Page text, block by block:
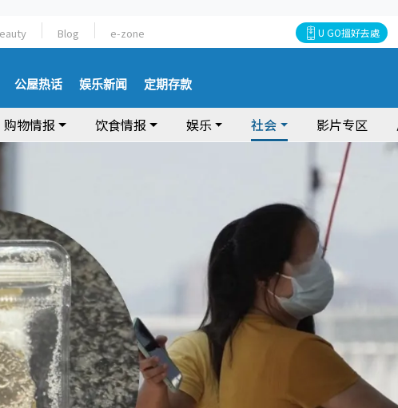
Blog e-zone U GO搵好去處
公屋热话 娱乐新闻 定期存款
购物情报 饮食情报 娱乐 社会 影片专区